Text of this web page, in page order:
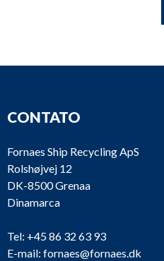
CONTATO
Fornaes Ship Recycling ApS
Rolshøjvej 12
DK-8500 Grenaa
Dinamarca
Tel: +45 86 32 63 93
E-mail: fornaes@fornaes.dk